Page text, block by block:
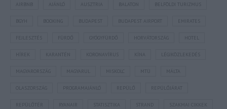
AUSZTRIA BALATON BELFÖLDI TURIZMUS
BUDAPEST BUDAPEST AIRPORT EMIRATES
FEJLESZTÉS HORVÁTORSZÁG HOTEL
KARANTÉN LÉGIKÖZLEKEDÉS
MAGYARORSZÁG MTÜ MÁLTA
OLASZORSZÁG REPÜLŐJÁRAT
REPÜLŐTÉR STATISZTIKA STRAND SZAKMAI CIKKEK